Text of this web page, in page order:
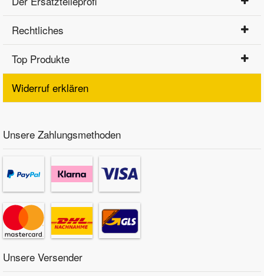
Rechtliches
Top Produkte
Widerruf erklären
Unsere Zahlungsmethoden
Unsere Versender